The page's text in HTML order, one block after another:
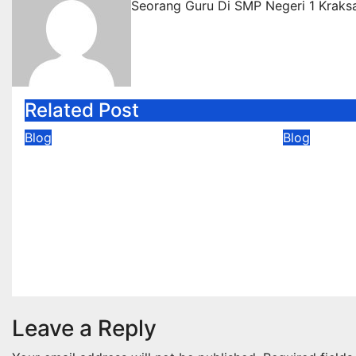
Seorang Guru Di SMP Negeri 1
Related Post
Blog Blog
Leave a Reply